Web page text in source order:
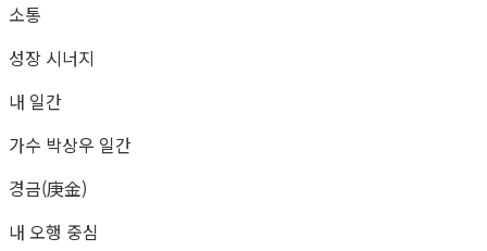
소통
성장 시너지
내 일간
가수 박상우 일간
경금(庚金)
내 오행 중심